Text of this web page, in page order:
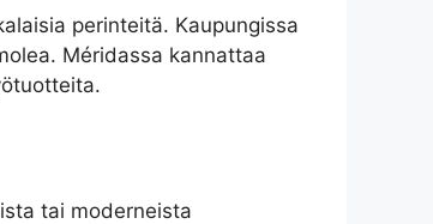
​​perinteitä. Kaupungissa
Méridassa kannattaa
tai moderneista